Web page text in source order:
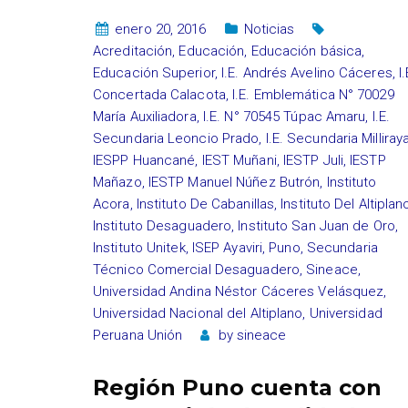
enero 20, 2016
Noticias
Acreditación, Educación, Educación básica,
Educación Superior, I.E. Andrés Avelino Cáceres,
Concertada Calacota, I.E. Emblemática N° 70029
María Auxiliadora, I.E. N° 70545 Túpac Amaru, I.E.
Secundaria Leoncio Prado, I.E. Secundaria Milliraya
IESPP Huancané, IEST Muñani, IESTP Juli, IESTP
Mañazo, IESTP Manuel Núñez Butrón, Instituto
Acora, Instituto De Cabanillas, Instituto Del
Instituto Desaguadero, Instituto San Juan de Oro,
Instituto Unitek, ISEP Ayaviri, Puno, Secundaria
Técnico Comercial Desaguadero, Sineace,
Universidad Andina Néstor Cáceres Velásquez,
Universidad Nacional del Altiplano, Universidad
Peruana Unión
by sineace
Región Puno cuenta con